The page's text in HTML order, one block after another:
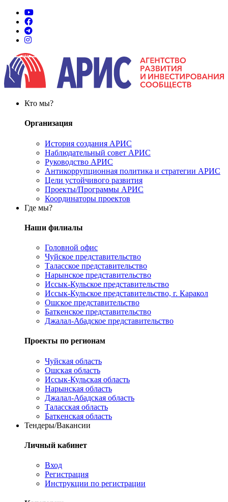
Кто мы?
Организация
История создания АРИС
Наблюдательный совет АРИС
Руководство АРИС
Антикоррупционная политика и стратегии АРИС
Цели устойчивого развития
Проекты/Программы АРИС
Координаторы проектов
Где мы?
Наши филиалы
Головной офис
Чуйское представительство
Таласское представительство
Нарынское представительство
Иссык-Кульское представительство
Иссык-Кульское представительство, г. Каракол
Ошское представительство
Баткенское представительство
Джалал-Абадское представительство
Проекты по регионам
Чуйская область
Ошская область
Иссык-Кульская область
Нарынская область
Джалал-Абадская область
Таласская область
Баткенская область
Тендеры/Вакансии
Личный кабинет
Вход
Регистрация
Инструкции по регистрации